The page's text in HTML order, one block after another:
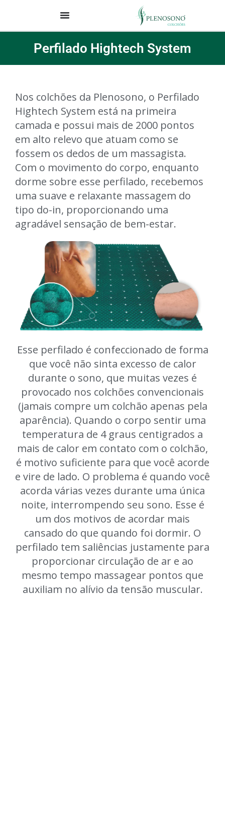
Perfilado Hightech System
Nos colchões da Plenosono, o Perfilado
Hightech System está na primeira
camada e possui mais de 2000 pontos
em alto relevo que atuam como se
fossem os dedos de um massagista.
Com o movimento do corpo, enquanto
dorme sobre esse perfilado, recebemos
uma suave e relaxante massagem do
tipo do-in, proporcionando uma
agradável sensação de bem-estar.
Esse perfilado é confeccionado de forma
que você não sinta excesso de calor
durante o sono, que muitas vezes é
provocado nos colchões convencionais
(jamais compre um colchão apenas pela
aparência). Quando o corpo sentir uma
temperatura de 4 graus centigrados a
mais de calor em contato com o colchão,
é motivo suficiente para que você acorde
e vire de lado. O problema é quando você
acorda várias vezes durante uma única
noite, interrompendo seu sono. Esse é
um dos motivos de acordar mais
cansado do que quando foi dormir. O
perfilado tem saliências justamente para
proporcionar circulação de ar e ao
mesmo tempo massagear pontos que
auxiliam no alívio da tensão muscular.